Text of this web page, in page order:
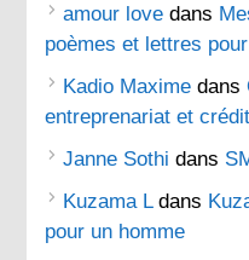
amour love dans
poèmes et lettres
Kadio Maxime dans
entreprenariat et
Janne Sothi dans
Kuzama Ldans
pour un homme